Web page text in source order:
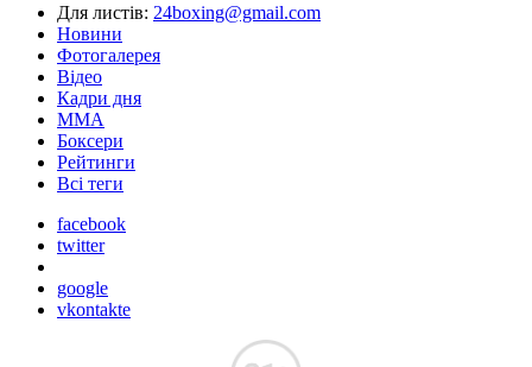
Для листів: 24boxing@gmail.com
Новини
Фотогалерея
Відео
Кадри дня
ММА
Боксери
Рейтинги
Всі теги
facebook
twitter
google
vkontakte